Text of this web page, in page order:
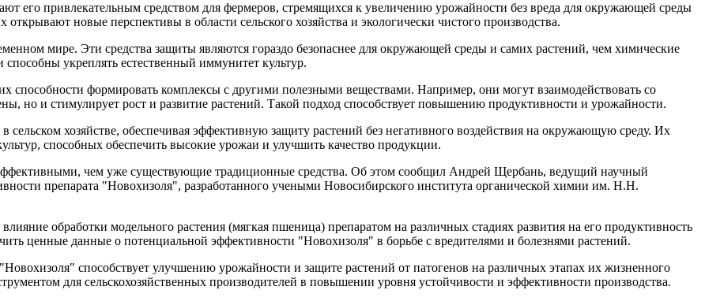
его привлекательным средством для фермеров, стремящихся к увеличению урожайности без вреда для окружающей среды
новые перспективы в области сельского хозяйства и экологически чистого производства.
мире. Эти средства защиты являются гораздо безопаснее для окружающей среды и самих растений, чем химические
укреплять естественный иммунитет культур.
способности формировать комплексы с другими полезными веществами. Например, они могут взаимодействовать со
но и стимулирует рост и развитие растений. Такой подход способствует повышению продуктивности и урожайности.
хозяйстве, обеспечивая эффективную защиту растений без негативного воздействия на окружающую среду. Их
способных обеспечить высокие урожаи и улучшить качество продукции.
чем уже существующие традиционные средства. Об этом сообщил Андрей Щербань, ведущий научный
препарата "Новохизоля", разработанного учеными Новосибирского института органической химии им. Н.Н.
обработки модельного растения (мягкая пшеница) препаратом на различных стадиях развития на его продуктивность
ценные данные о потенциальной эффективности "Новохизоля" в борьбе с вредителями и болезнями растений.
способствует улучшению урожайности и защите растений от патогенов на различных этапах их жизненного
для сельскохозяйственных производителей в повышении уровня устойчивости и эффективности производства.